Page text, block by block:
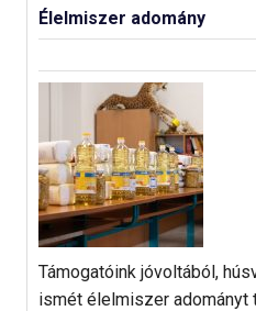
Élelmiszer adomány
Támogatóink jóvoltából,
ismét élelmiszer adományt